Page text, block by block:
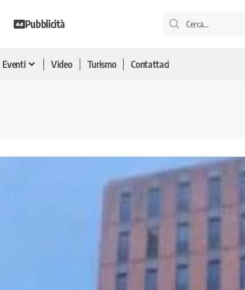
Pubblicità
Eventi Video Turismo Contattaci